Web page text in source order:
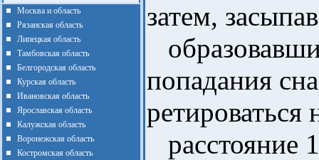
Москва и область
Рязанская область
Липецкая область
Тамбовская область
Белгородская область
Курская область
Ивановская область
Ярославская область
Калужская область
Воронежская область
Костромская область
затем,
попадания
ретироваться
расстояние